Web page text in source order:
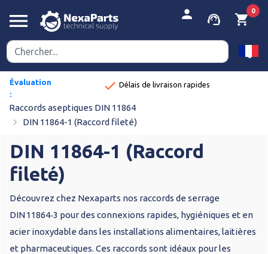
menu person support_agent shopping_cart
0
Évaluation
:
8,9/10
done Délais de livraison rapides
Raccords aseptiques DIN 11864
navigate_next DIN 11864-1 (Raccord fileté)
DIN 11864-1 (Raccord
fileté)
Découvrez chez Nexaparts nos raccords de serrage
DIN 11864‑3 pour des connexions rapides, hygiéniques et en
acier inoxydable dans les installations alimentaires, laitières
et pharmaceutiques. Ces raccords sont idéaux pour les